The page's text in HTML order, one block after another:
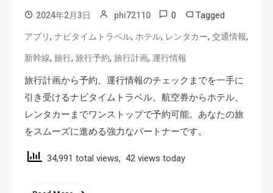
2024年2月3日 phi72110 0 Tagged
アプリ, ナビタイムトラベル, ホテル, レンタカー, 交通情報,
新幹線, 旅行, 旅行予約, 旅行計画, 運行情報
旅行計画から予約、運行情報のチェックまでを一手に
引き受けるナビタイムトラベル。航空券からホテル、
レンタカーまでワンストップで予約可能。あなたの旅
をスムーズに進める強力なパートナーです。
34,991 total views, 42 views today